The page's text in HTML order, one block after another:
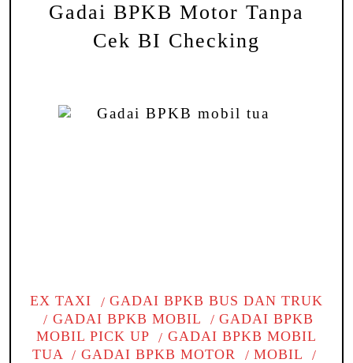
Gadai BPKB Motor Tanpa
Cek BI Checking
EX TAXI
GADAI BPKB BUS DAN TRUK
GADAI BPKB MOBIL
GADAI BPKB
MOBIL PICK UP
GADAI BPKB MOBIL
TUA
GADAI BPKB MOTOR
MOBIL